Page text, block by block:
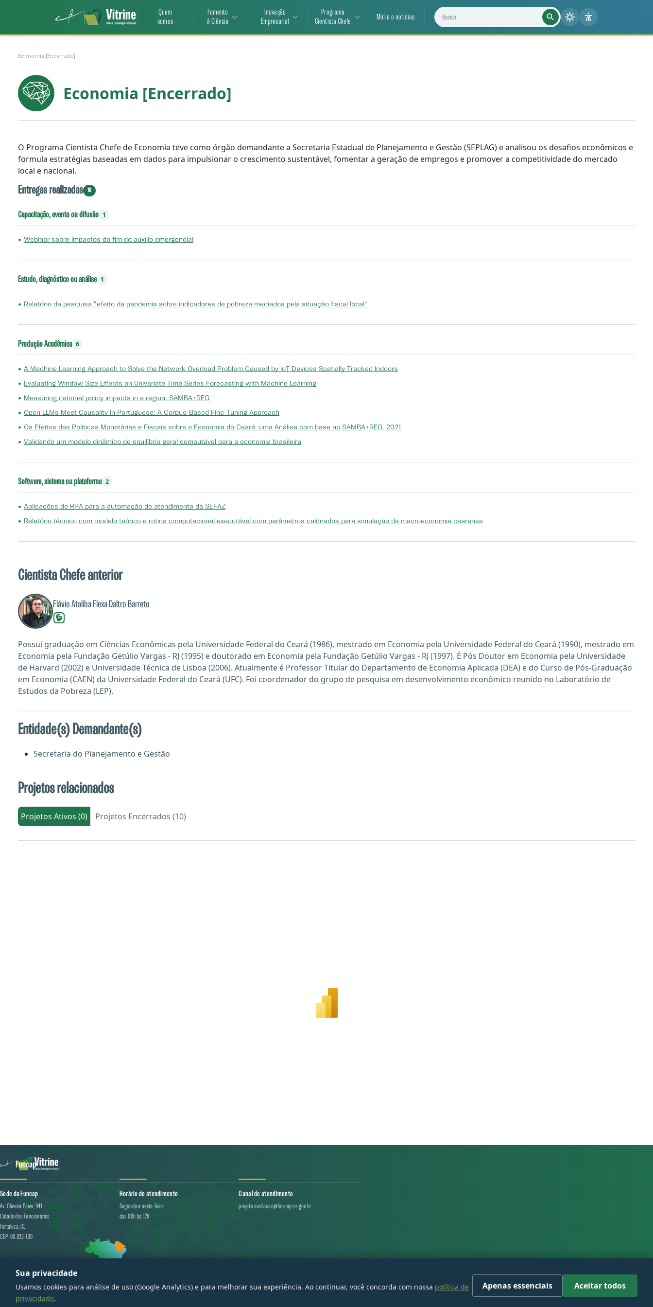
Quem
somos
Fomento
à Ciência
Inovação
Empresarial
Programa
Cientista Chefe
Mídia e notícias Buscar projetos, notícias e cientistas
Economia [Encerrado]
Economia [Encerrado]
O Programa Cientista Chefe de Economia teve como órgão demandante a Secretaria Estadual de Planejamento e Gestão (SEPLAG) e analisou os desafios econômicos e
formula estratégias baseadas em dados para impulsionar o crescimento sustentável, fomentar a geração de empregos e promover a competitividade do mercado
local e nacional.
Entregas realizadas 10
Capacitação, evento ou difusão 1
• Webinar sobre impactos do fim do auxílio emergencial
Estudo, diagnóstico ou análise 1
• Relatório da pesquisa "efeito da pandemia sobre indicadores de pobreza mediados pela situação fiscal local"
Produção Acadêmica 6
• A Machine Learning Approach to Solve the Network Overload Problem Caused by IoT Devices Spatially Tracked Indoors
• Evaluating Window Size Effects on Univariate Time Series Forecasting with Machine Learning
• Measuring national policy impacts in a region: SAMBA+REG
• Open LLMs Meet Causality in Portuguese: A Corpus-Based Fine-Tuning Approach
• Os Efeitos das Políticas Monetárias e Fiscais sobre a Economia do Ceará: uma Análise com base no SAMBA+REG. 2021
• Validando um modelo dinâmico de equilíbrio geral computável para a economia brasileira
Software, sistema ou plataforma 2
• Aplicações de RPA para a automação de atendimento da SEFAZ
• Relatório técnico com modelo teórico e rotina computacional executável com parâmetros calibrados para simulação da macroeconomia cearense
Cientista Chefe anterior
Flávio Ataliba Flexa Daltro Barreto
Possui graduação em Ciências Econômicas pela Universidade Federal do Ceará (1986), mestrado em Economia pela Universidade Federal do Ceará (1990), mestrado em
Economia pela Fundação Getúlio Vargas - RJ (1995) e doutorado em Economia pela Fundação Getúlio Vargas - RJ (1997). É Pós Doutor em Economia pela Universidade
de Harvard (2002) e Universidade Técnica de Lisboa (2006). Atualmente é Professor Titular do Departamento de Economia Aplicada (DEA) e do Curso de Pós-Graduação
em Economia (CAEN) da Universidade Federal do Ceará (UFC). Foi coordenador do grupo de pesquisa em desenvolvimento econômico reunido no Laboratório de
Estudos da Pobreza (LEP).
Entidade(s) Demandante(s)
Secretaria do Planejamento e Gestão
Projetos relacionados
Projetos Ativos (0) Projetos Encerrados (10)
Sede da Funcap
Av. Oliveira Paiva, 941
Cidade dos Funcionários
Fortaleza, CE
CEP: 60.822-130
Horário de atendimento
Segunda a sexta-feira
das 08h às 17h
Canal de atendimento
projeto.avaliacao@funcap.ce.gov.br
Sua privacidade
Usamos cookies para análise de uso (Google Analytics) e para melhorar sua experiência. Ao continuar, você concorda com nossa política de
privacidade.
Apenas essenciais Aceitar todos